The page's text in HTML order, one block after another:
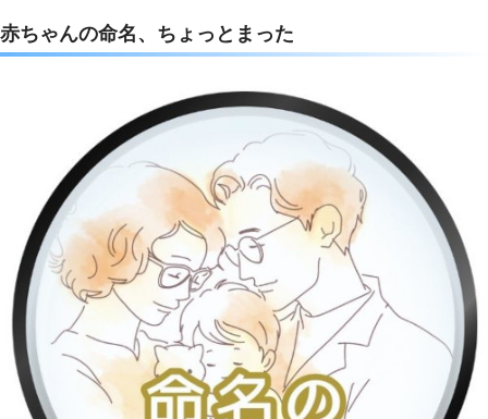
e
o
k
t
e
e
n
e
赤ちゃんの命名、ちょっとまった